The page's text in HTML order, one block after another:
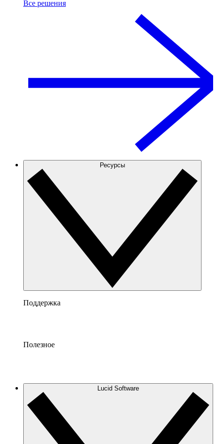
Все решения
Ресурсы
Поддержка
Полезное
Lucid Software